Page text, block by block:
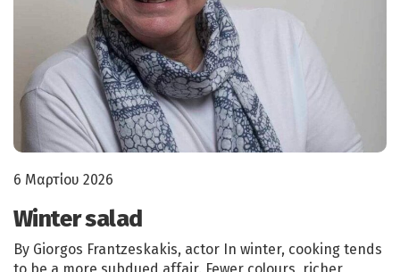
6 Μαρτίου 2026
Winter salad
By Giorgos Frantzeskakis, actor In winter, cooking tends